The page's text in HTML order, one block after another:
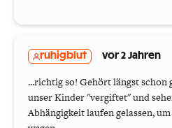
ruhigblut vor 2 Jahren
...richtig so! Gehört längst schon
unser Kinder "vergiftet" und
Abhängigkeit laufen gelassen,